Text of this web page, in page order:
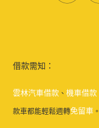
借款需知：
雲林汽車借款 、 機車借款
款車都能輕鬆週轉免留車 。